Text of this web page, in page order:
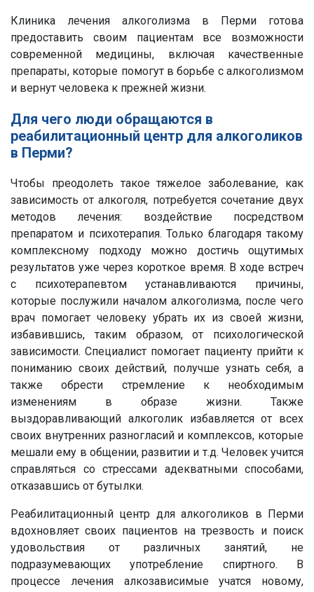
Клиника лечения алкоголизма в Перми готова
предоставить своим пациентам все возможности
современной медицины, включая качественные
препараты, которые помогут в борьбе с алкоголизмом
и вернут человека к прежней жизни.
Для чего люди обращаются в
реабилитационный центр для алкоголиков
в Перми?
Чтобы преодолеть такое тяжелое заболевание, как
зависимость от алкоголя, потребуется сочетание двух
методов лечения: воздействие посредством
препаратом и психотерапия. Только благодаря такому
комплексному подходу можно достичь ощутимых
результатов уже через короткое время. В ходе встреч
с психотерапевтом устанавливаются причины,
которые послужили началом алкоголизма, после чего
врач помогает человеку убрать их из своей жизни,
избавившись, таким образом, от психологической
зависимости. Специалист помогает пациенту прийти к
пониманию своих действий, получше узнать себя, а
также обрести стремление к необходимым
изменениям в образе жизни. Также
выздоравливающий алкоголик избавляется от всех
своих внутренних разногласий и комплексов, которые
мешали ему в общении, развитии и т.д. Человек учится
справляться со стрессами адекватными способами,
отказавшись от бутылки.
Реабилитационный центр для алкоголиков в Перми
вдохновляет своих пациентов на трезвость и поиск
удовольствия от различных занятий, не
подразумевающих употребление спиртного. В
процессе лечения алкозависимые учатся новому,